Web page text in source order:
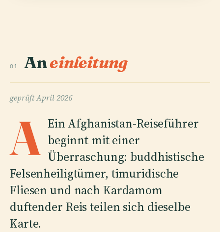
01 Aneinleitung
geprüftApril 2026
A Ein Afghanistan-Reiseführer
beginnt mit einer
Überraschung: buddhistische
Felsenheiligtümer, timuridische
Fliesen und nach Kardamom
duftender Reis teilen sich dieselbe
Karte.